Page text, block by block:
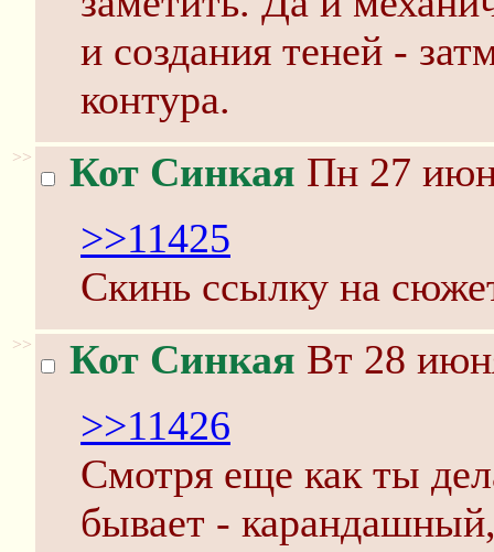
и создания теней -
контура.
>> Кот Синкая Пн 27
>>11425
Скинь ссылку на
>> Кот Синкая Вт 28
>>11426
Смотря еще как ты
бывает -